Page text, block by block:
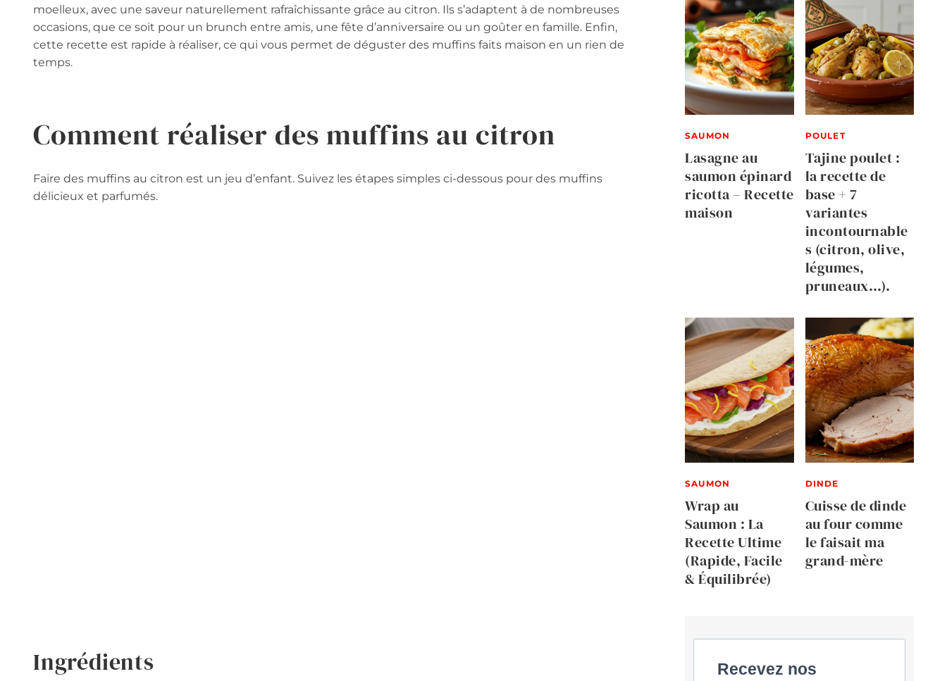
moelleux, avec une saveur naturellement rafraîchissante grâce au citron. Ils s’adaptent à de nombreuses
occasions, que ce soit pour un brunch entre amis, une fête d’anniversaire ou un goûter en famille. Enfin,
cette recette est rapide à réaliser, ce qui vous permet de déguster des muffins faits maison en un rien de
temps.
Comment réaliser des muffins au citron
Faire des muffins au citron est un jeu d’enfant. Suivez les étapes simples ci-dessous pour des muffins
délicieux et parfumés.
Ingrédients
SAUMON
Lasagne au
saumon épinard
ricotta – Recette
maison
POULET
Tajine poulet :
la recette de
base + 7
variantes
incontournable
s (citron, olive,
légumes,
pruneaux…).
SAUMON
Wrap au
Saumon : La
Recette Ultime
(Rapide, Facile
& Équilibrée)
DINDE
Cuisse de dinde
au four comme
le faisait ma
grand-mère
Recevez nos